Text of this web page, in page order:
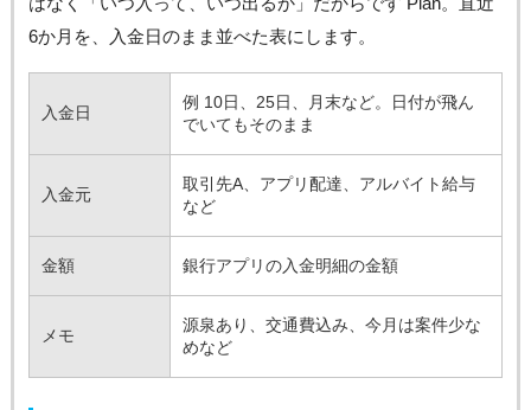
6か月を、入金日のまま並べた表にします。
入金日
例 10日、25日、月末など。日付が飛ん
でいてもそのまま
入金元
取引先A、アプリ配達、アルバイト給与
など
金額 銀行アプリの入金明細の金額
メモ
源泉あり、交通費込み、今月は案件少な
めなど